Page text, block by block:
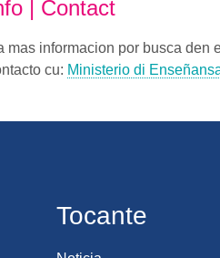
| Contact
mas informacion por busca den
cu: Ministerio di
Tocante